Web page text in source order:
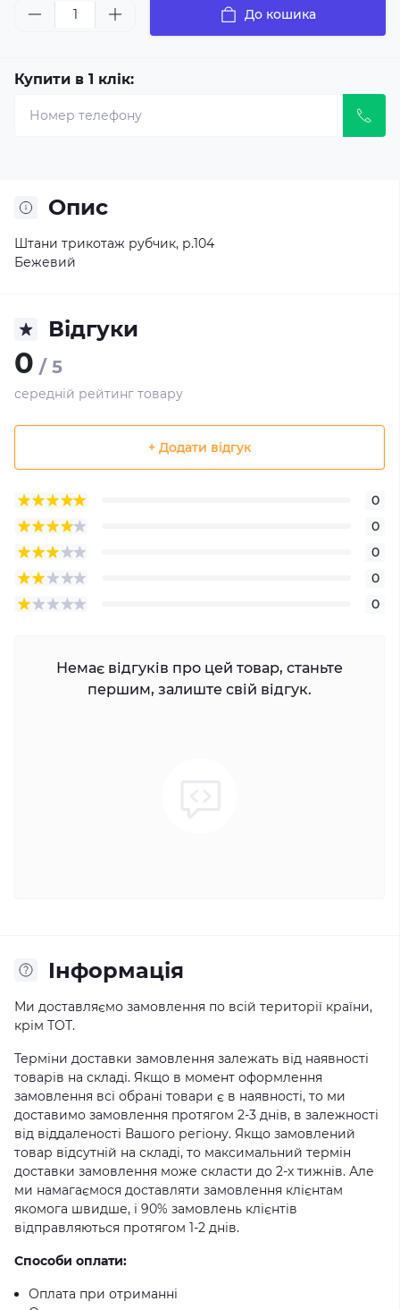
До кошика
Купити в 1 клік:
Опис
Штани трикотаж рубчик, р.104
Бежевий
Відгуки
0 / 5
середній рейтинг товару
+ Додати відгук
0
0
0
0
0
Немає відгуків про цей товар, станьте
першим, залиште свій відгук.
Iнформація
Ми доставляємо замовлення по всій території країни,
крім ТОТ.
Терміни доставки замовлення залежать від наявності
товарів на складі. Якщо в момент оформлення
замовлення всі обрані товари є в наявності, то ми
доставимо замовлення протягом 2-3 днів, в залежності
від віддаленості Вашого регіону. Якщо замовлений
товар відсутній на складі, то максимальний термін
доставки замовлення може скласти до 2-х тижнів. Але
ми намагаємося доставляти замовлення клієнтам
якомога швидше, і 90% замовлень клієнтів
відправляються протягом 1-2 днів.
Способи оплати:
Оплата при отриманні